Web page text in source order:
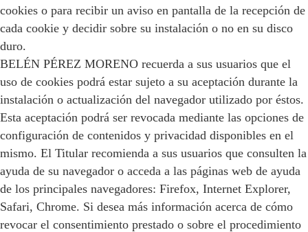
cookies o para recibir un aviso en pantalla de la recepción de
cada cookie y decidir sobre su instalación o no en su disco
duro.
BELÉN PÉREZ MORENO recuerda a sus usuarios que el
uso de cookies podrá estar sujeto a su aceptación durante la
instalación o actualización del navegador utilizado por éstos.
Esta aceptación podrá ser revocada mediante las opciones de
configuración de contenidos y privacidad disponibles en el
mismo. El Titular recomienda a sus usuarios que consulten la
ayuda de su navegador o acceda a las páginas web de ayuda
de los principales navegadores: Firefox, Internet Explorer,
Safari, Chrome. Si desea más información acerca de cómo
revocar el consentimiento prestado o sobre el procedimiento